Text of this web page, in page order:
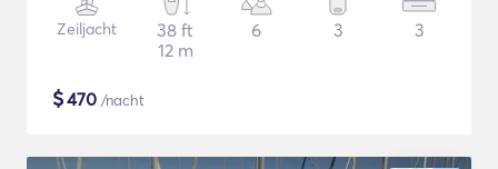
Zeiljacht
38 ft
12 m
6 3 3
$470 /nacht